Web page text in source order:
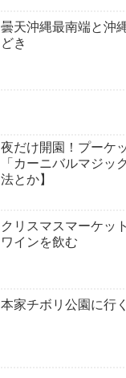
曇天沖縄最南端と沖
どき
夜だけ開園！プーケ
「カーニバルマジッ
法とか】
クリスマスマーケッ
ワインを飲む
本家チボリ公園に行く